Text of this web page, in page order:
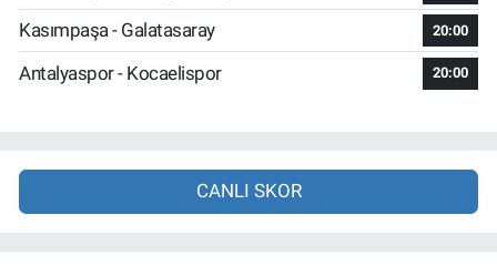
Kasımpaşa - Galatasaray 20:00
Antalyaspor - Kocaelispor 20:00
CANLI SKOR